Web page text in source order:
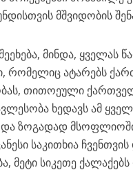
მშვიდობის
მინდა, ყველას
რომელიც ატარებს
თითოეული
ხედავს ამ
და ზოგადად
საკითხია
მეტი სიკეთე